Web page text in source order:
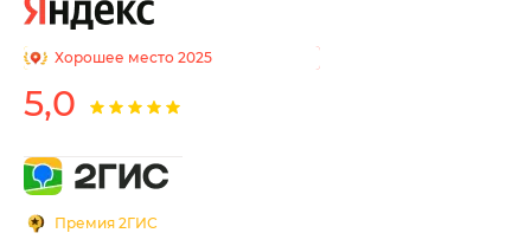
Хорошее место 2025
5,0
Премия 2ГИС